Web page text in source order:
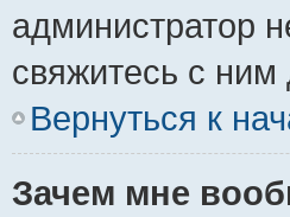
администратор
свяжитесь с ним
Вернуться к
Зачем мне